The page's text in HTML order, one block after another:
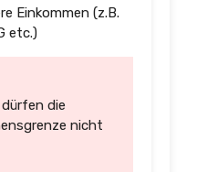
Einkommen (z.B.
etc.)
die
nicht